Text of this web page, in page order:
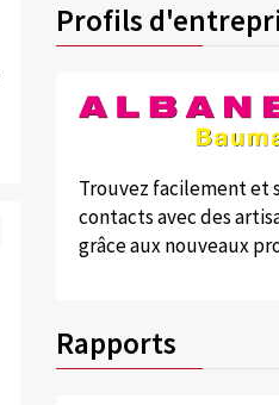
Profils
Trouvez facilement et
contacts avec des
grâce aux nouveaux
Rapports